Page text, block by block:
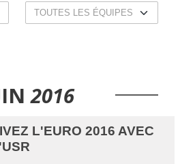
2016
L'EURO 2016 AVEC